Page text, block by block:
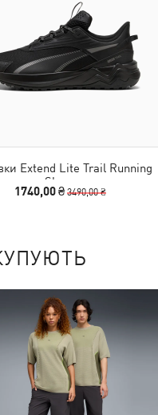
Extend Lite Trail Running
Shoes
1740,00 ₴3490,00 ₴